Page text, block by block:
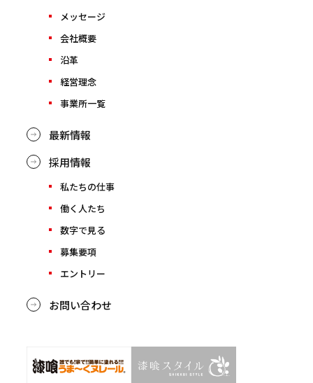
メッセージ
会社概要
沿革
経営理念
事業所一覧
最新情報
採用情報
私たちの仕事
働く人たち
数字で見る
募集要項
エントリー
お問い合わせ